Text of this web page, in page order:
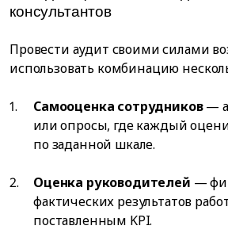
консультантов
Провести аудит своими силами
использовать комбинацию
Самооценка сотрудников—
или опросы, где каждый
по заданной шкале.
Оценка руководителей —
фактических результатов
поставленным KPI.